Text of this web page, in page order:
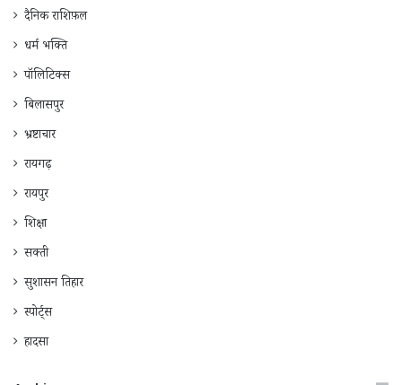
दैनिक राशिफ़ल
धर्म भक्ति
पॉलिटिक्स
बिलासपुर
भ्रष्टाचार
रायगढ़
रायपुर
शिक्षा
सक्ती
सुशासन तिहार
स्पोर्ट्स
हादसा